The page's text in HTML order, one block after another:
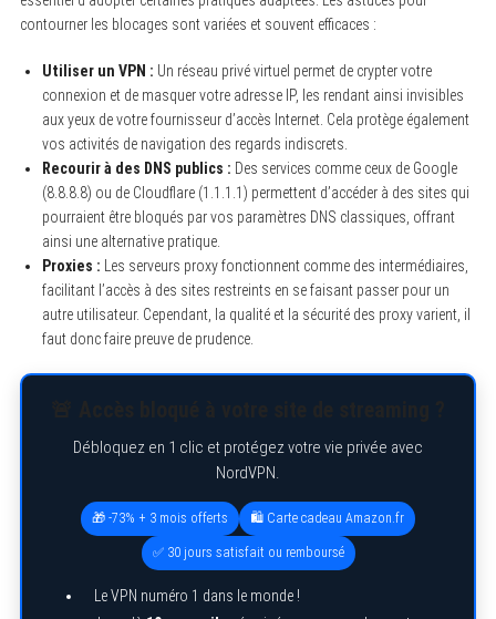
contourner les blocages sont variées et souvent efficaces :
Utiliser un VPN : Un réseau privé virtuel permet de crypter votre
connexion et de masquer votre adresse IP, les rendant ainsi invisibles
aux yeux de votre fournisseur d’accès Internet. Cela protège également
vos activités de navigation des regards indiscrets.
Recourir à des DNS publics : Des services comme ceux de Google
(8.8.8.8) ou de Cloudflare (1.1.1.1) permettent d’accéder à des sites qui
pourraient être bloqués par vos paramètres DNS classiques, offrant
ainsi une alternative pratique.
Proxies : Les serveurs proxy fonctionnent comme des intermédiaires,
facilitant l’accès à des sites restreints en se faisant passer pour un
autre utilisateur. Cependant, la qualité et la sécurité des proxy varient, il
faut donc faire preuve de prudence.
Débloquez en 1 clic et protégez votre vie privée avec
NordVPN.
🎁 -73% + 3 mois offerts 🛍️ Carte cadeau Amazon.fr
✅ 30 jours satisfait ou remboursé
Le VPN numéro 1 dans le monde !